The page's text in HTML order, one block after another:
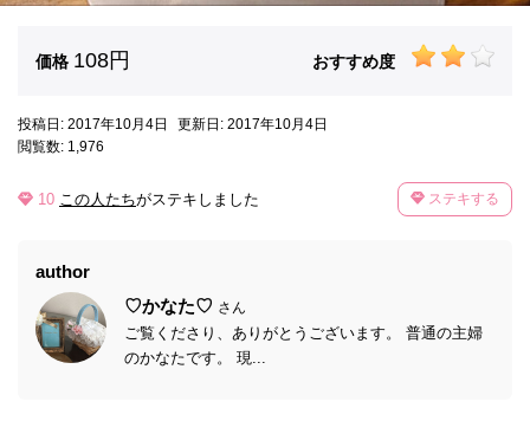
価格 108円 おすすめ度
投稿日: 2017年10月4日
更新日: 2017年10月4日
閲覧数: 1,976
10 この人たちがステキしました ステキする
author
♡かなた♡ さん
ご覧くださり、ありがとうございます。 普通の主婦
のかなたです。 現...